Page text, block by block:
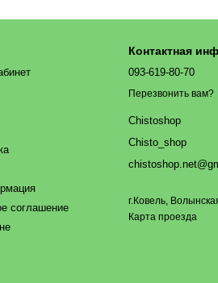
соглашение
Контактная
093-619-80-70
Перезвонить вам?
Chistoshop
Chisto_shop
г.Ковель,
Карта проезда